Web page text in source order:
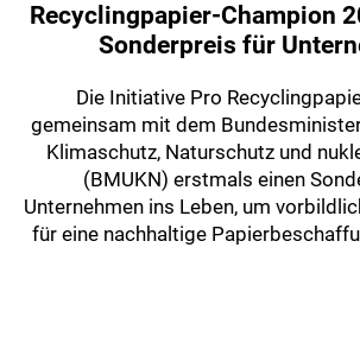
Recyclingpapier-Champion
Sonderpreis für
Die Initiative Pro
gemeinsam mit dem
Klimaschutz, Naturschutz und
(BMUKN) erstmals einen
Unternehmen ins Leben, um
für eine nachhaltige